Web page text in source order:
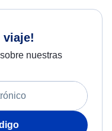
viaje!
nuestras